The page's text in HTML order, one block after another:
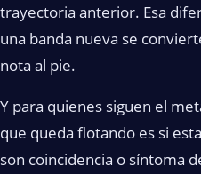
trayectoria anterior. Esa
una banda nueva se
nota al pie.
Y para quienes siguen el
que queda flotando es si
son coincidencia o síntoma